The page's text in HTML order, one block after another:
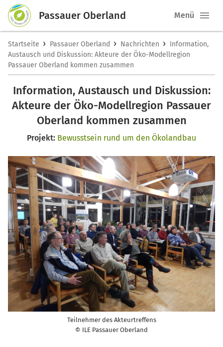
Passauer Oberland Menü
Startseite › Passauer Oberland › Nachrichten › Information,
Austausch und Diskussion: Akteure der Öko-Modellregion
Passauer Oberland kommen zusammen
Information, Austausch und Diskussion:
Akteure der Öko-Modellregion Passauer
Oberland kommen zusammen
Projekt: Bewusstsein rund um den Ökolandbau
Teilnehmer des Akteurtreffens
© ILE Passauer Oberland